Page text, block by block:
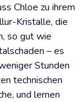
Chloe zu ihrem
Kristalle, die
so gut wie
– es
Stunden
technischen
und lernen